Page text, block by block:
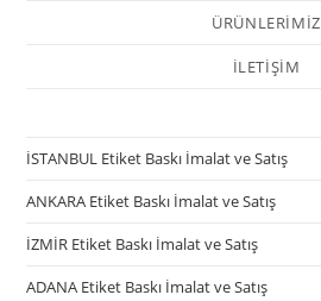
ÜRÜNLERİMİZ
İLETİŞİM
İSTANBUL Etiket Baskı İmalat ve Satış
ANKARA Etiket Baskı İmalat ve Satış
İZMİR Etiket Baskı İmalat ve Satış
ADANA Etiket Baskı İmalat ve Satış